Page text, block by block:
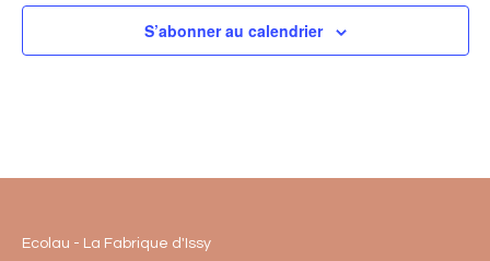
S’abonner au calendrier
Ecolau - La Fabrique d'Issy